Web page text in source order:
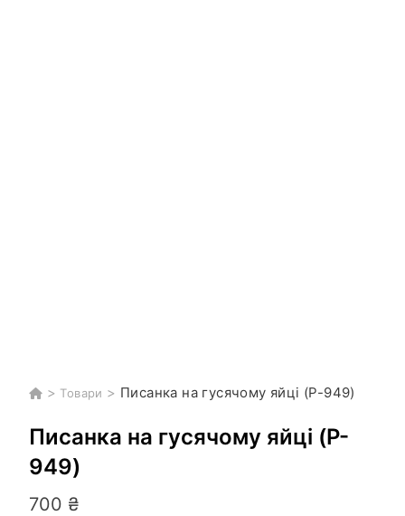
> Товари > Писанка на гусячому яйці (P-949)
Писанка на гусячому яйці (P-
949)
700 ₴